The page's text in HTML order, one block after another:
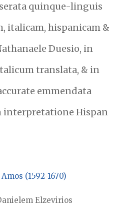
quinque-linguis
italicam, hispanicam &
Duesio, in
translata, & in
emmendata
interpretatione Hispan
(1592-1670)
Elzevirios